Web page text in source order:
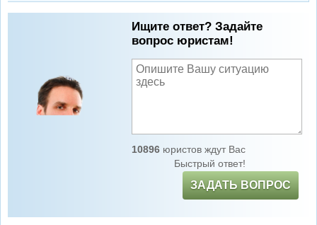
Ищите ответ? Задайте
вопрос юристам!
10896юристов ждут Вас
Быстрый ответ!
ЗАДАТЬ ВОПРОС